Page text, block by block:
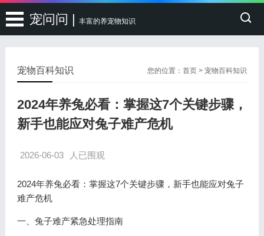
宠问问 | 丰富的养宠物知识
您的位置：首页 >宠物百科知识
宠物百科知识
2024年养兔必看：掌握这7个关键步骤，
新手也能应对兔子难产危机
2026-06-03 人已围观
2024年养兔必看：掌握这7个关键步骤，新手也能应对兔子
难产危机
一、兔子难产紧急处理指南